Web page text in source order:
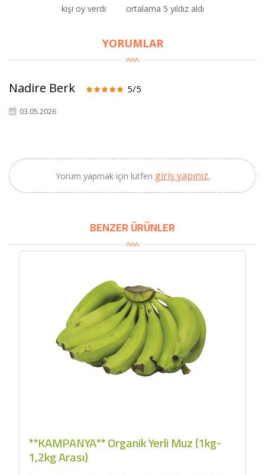
kişi oy verdi ortalama 5 yıldız aldı
YORUMLAR
Nadire Berk 5/5
03.05.2026
Yorum yapmak için lütfen giriş yapınız.
BENZER ÜRÜNLER
**KAMPANYA** Organik Yerli Muz (1kg-
1,2kg Arası)
BU HAFTANIN PLANLI İNDİRİMİ
Güney Ege, 5 Litre) -
AtcaNova
SEPETE EKLE